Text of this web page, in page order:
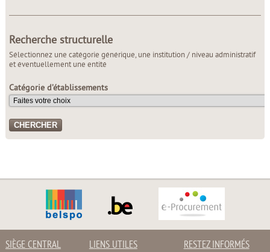
Recherche structurelle
Sélectionnez une catégorie générique, une institution / niveau administratif
et éventuellement une entité
Catégorie d’établissements
SIÈGE CENTRAL LIENS UTILES RESTEZ INFORMÉS